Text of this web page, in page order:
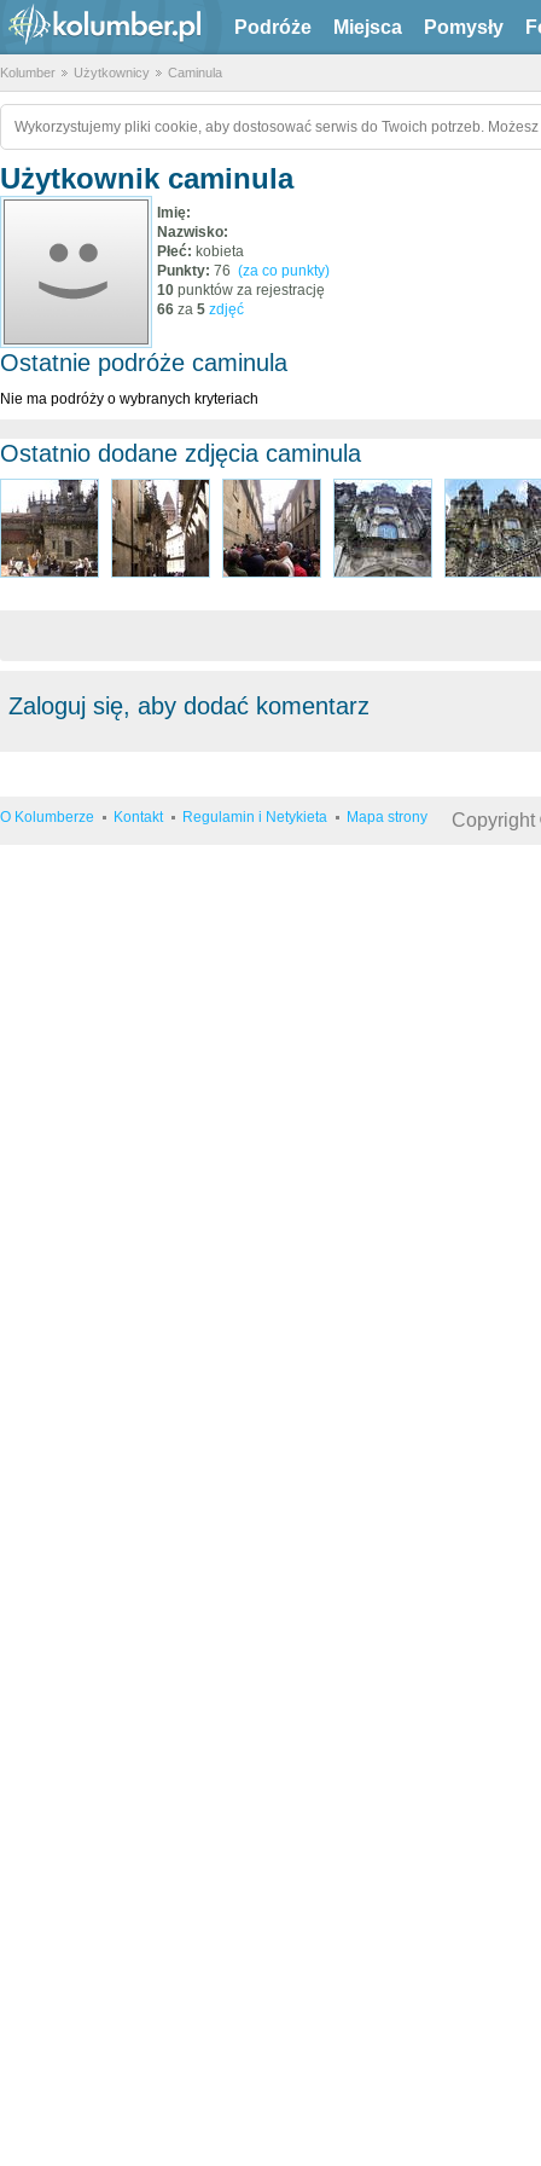
Podróże Miejsca Pomysły
Kolumber Użytkownicy Caminula
Wykorzystujemy pliki cookie, aby dostosować serwis do Twoich potrzeb.
Użytkownik caminula
Imię:
Nazwisko:
Płeć: kobieta
Punkty: 76 (za co punkty)
10 punktów za rejestrację
66 za 5 zdjęć
Ostatnie podróże caminula
Nie ma podróży o wybranych kryteriach
Ostatnio dodane zdjęcia caminula
Zaloguj się, aby dodać komentarz
O Kolumberze Kontakt Regulamin i Netykieta Mapa strony